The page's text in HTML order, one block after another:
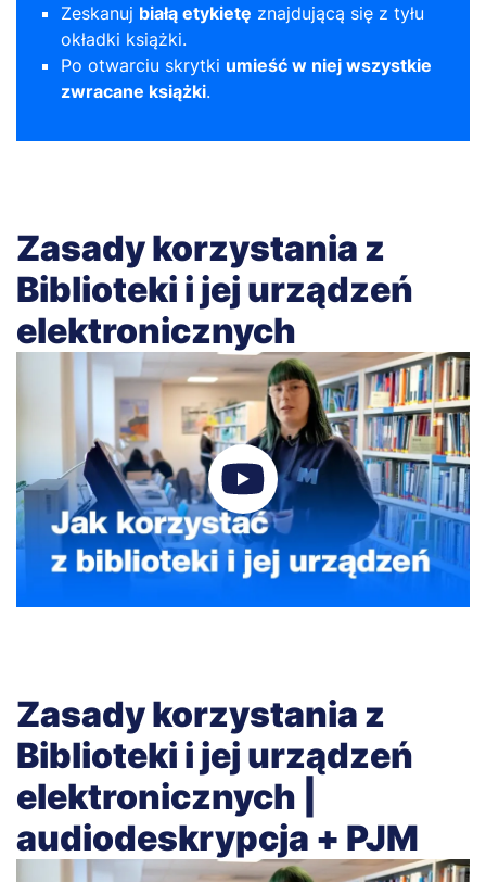
Zeskanuj białą etykietę znajdującą się z tyłu
okładki książki.
Po otwarciu skrytki umieść w niej wszystkie
zwracane książki.
Zasady korzystania z
Biblioteki i jej urządzeń
elektronicznych
Zasady korzystania z
Biblioteki i jej urządzeń
elektronicznych |
audiodeskrypcja + PJM